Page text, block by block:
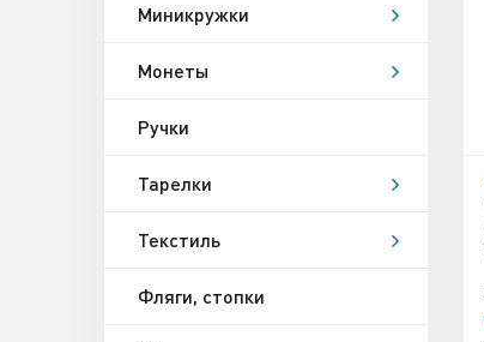
Миникружки
Монеты
Ручки
Тарелки
Текстиль
Фляги, стопки